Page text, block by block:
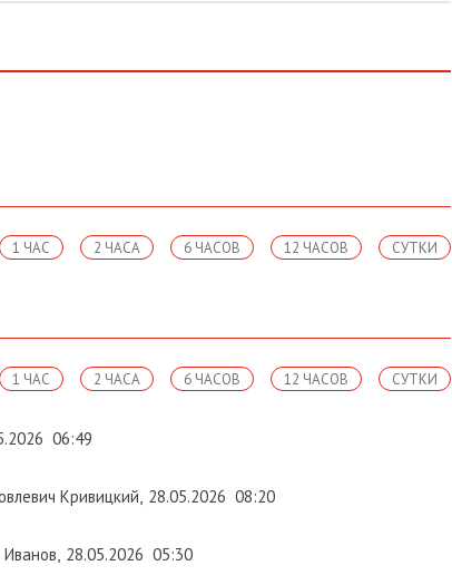
СУТКИ
12 ЧАСОВ
6 ЧАСОВ
2 ЧАСА
1 ЧАС
СУТКИ
12 ЧАСОВ
6 ЧАСОВ
2 ЧАСА
1 ЧАС
06:49
Кривицкий, 28.05.2026 08:20
, 28.05.2026 05:30